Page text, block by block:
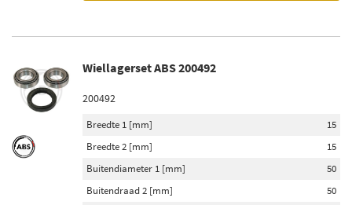
Wiellagerset ABS 200492
200492
Breedte 1 [mm]
15
Breedte 2 [mm]
15
Buitendiameter 1 [mm]
50
Buitendraad 2 [mm]
50